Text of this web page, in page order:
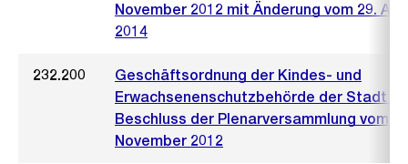
November 2012 mit Änderung vom 29.
2014
232.200
Geschäftsordnung der Kindes- und
Erwachsenenschutzbehörde der Stadt
Beschluss der Plenarversammlung vom
November 2012